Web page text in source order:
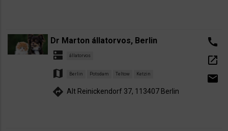
Dr Marton állatorvos, Berlin
dns állatorvos
map Berlin Potsdam Teltow Ketzin
directions Alt Reinickendorf 37, 113407 Berlin
call
open_in_new
email